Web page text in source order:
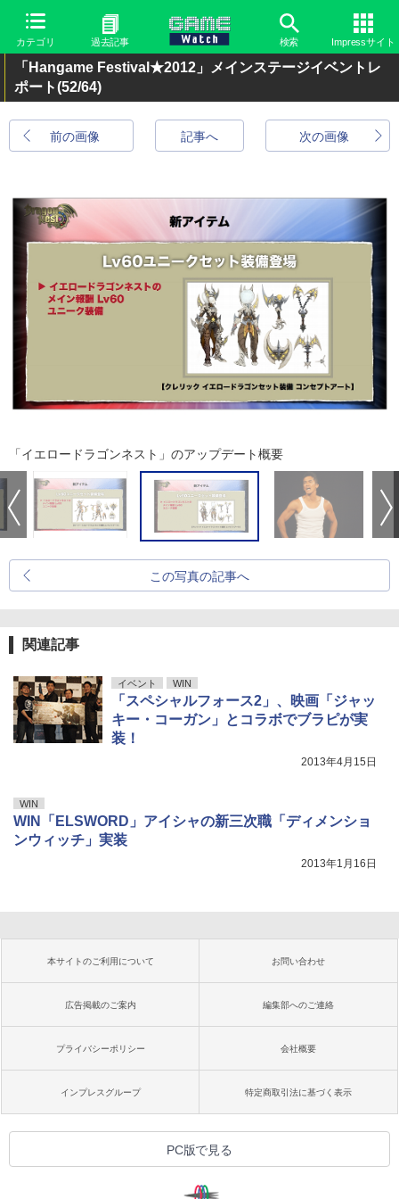
カテゴリ 過去記事 検索 Impressサイト
「Hangame Festival★2012」メインステージイベントレ
ポート(52/64)
前の画像 次の画像
記事へ
「イエロードラゴンネスト」のアップデート概要
この写真の記事へ
関連記事
イベント WIN
「スペシャルフォース2」、映画「ジャッ
キー・コーガン」とコラボでブラピが実
装！
2013年4月15日
WIN
WIN「ELSWORD」アイシャの新三次職「ディメンショ
ンウィッチ」実装
2013年1月16日
本サイトのご利用について お問い合わせ
広告掲載のご案内 編集部へのご連絡
プライバシーポリシー 会社概要
インプレスグループ 特定商取引法に基づく表示
PC版で見る